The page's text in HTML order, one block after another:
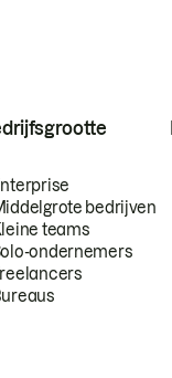
bedrijven
teams
ondernemers